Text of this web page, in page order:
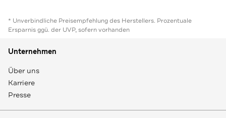
* Unverbindliche Preisempfehlung des Herstellers. Prozentuale
Ersparnis ggü. der UVP, sofern vorhanden
Unternehmen
Über uns
Karriere
Presse